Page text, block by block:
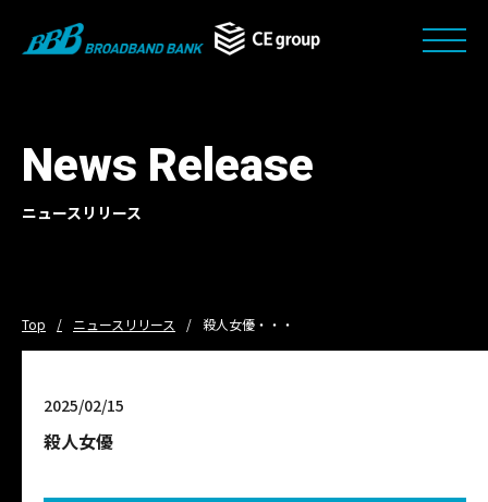
News Release
ニュースリリース
Top ニュースリリース 殺人女優・・・
2025/02/15
殺人女優